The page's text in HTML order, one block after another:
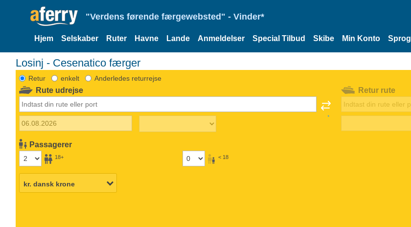
"Verdens førende færgewebsted" - Vinder*
Hjem Selskaber Ruter Havne Lande Anmeldelser Special Tilbud Skibe Min Konto Sprog
Losinj - Cesenatico færger
Retur enkelt Anderledes returrejse
Rute udrejse
Passagerer
18+ < 18
Retur rute